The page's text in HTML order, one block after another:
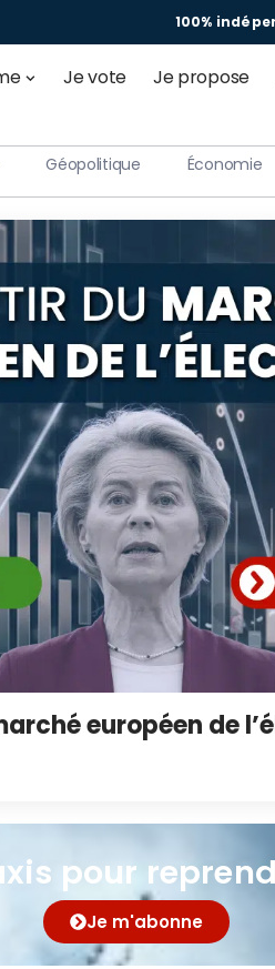
100%
Je vote Je propose
Géopolitique Économie
européen de
pour
Je m'abonne